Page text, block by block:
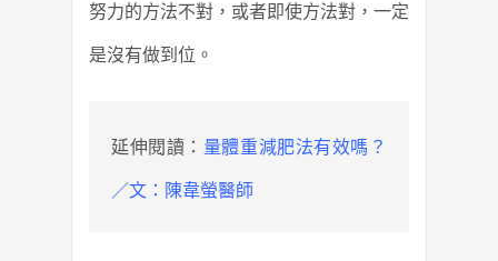
努力的方法不對，或者即使方法對，一定
是沒有做到位。
延伸閱讀： 量體重減肥法有效嗎？
／文：陳韋螢醫師